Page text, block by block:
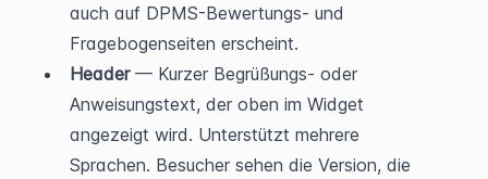
auch auf DPMS-Bewertungs- und
Fragebogenseiten erscheint.
Header — Kurzer Begrüßungs- oder
Anweisungstext, der oben im Widget
angezeigt wird. Unterstützt mehrere
Sprachen. Besucher sehen die Version, die